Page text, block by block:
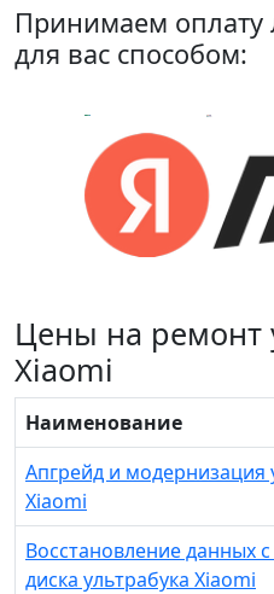
Принимаем
для вас способом:
Цены на ремонт
Xiaomi
Наименование
Апгрейд и модернизация
Xiaomi
Восстановление данных
диска ультрабука Xiaomi